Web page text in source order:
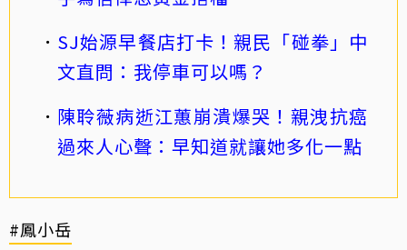
SJ始源早餐店打卡！親民「碰拳」中
文直問：我停車可以嗎？
陳聆薇病逝江蕙崩潰爆哭！親洩抗癌
過來人心聲：早知道就讓她多化一點
#鳳小岳